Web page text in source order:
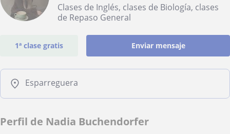
Clases de Inglés, clases de Biología, clases
de Repaso General
1ª clase gratis Enviar mensaje
Esparreguera
Perfil de Nadia Buchendorfer